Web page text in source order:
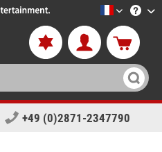
LTT-
+49 (0)2871-2347790